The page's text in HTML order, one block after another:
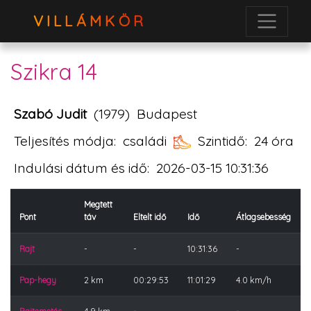
VILLÁMKÖR
Szikra 14
Szabó Judit (1979) Budapest
Teljesítés módja: családi Szintidő: 24 óra
Indulási dátum és idő: 2026-03-15 10:31:36
Pont
Megtett
táv
Eltelt idő Idő Átlagsebesség
Rajt - - 10:31:36 -
Pap-hegy 2 km 00:29:53 11:01:29 4.0 km/h